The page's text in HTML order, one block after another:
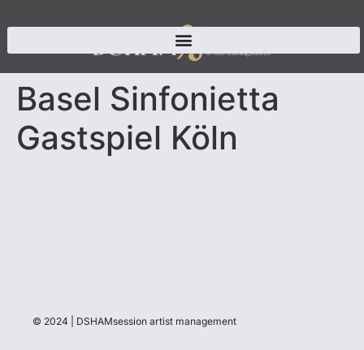
Basel Sinfonietta
Gastspiel Köln
© 2024 | DSHAMsession artist management